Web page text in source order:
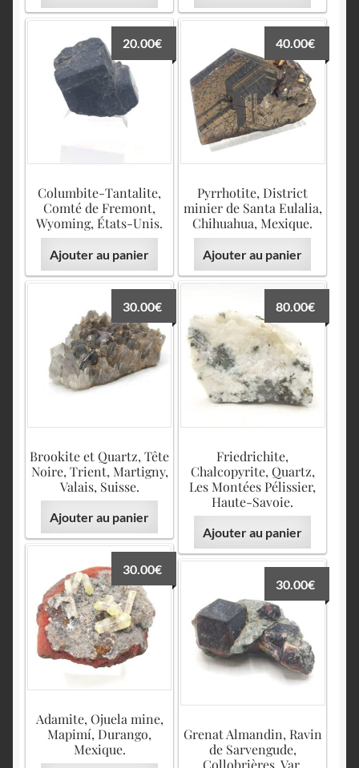
Columbite-Tantalite,
Comté de Fremont,
Wyoming, États-Unis.
20.00€
Ajouter au panier
Pyrrhotite, District
minier de Santa Eulalia,
Chihuahua, Mexique.
40.00€
Ajouter au panier
Brookite et Quartz, Tête
Noire, Trient, Martigny,
Valais, Suisse.
30.00€
Ajouter au panier
Friedrichite,
Chalcopyrite, Quartz,
Les Montées Pélissier,
Haute-Savoie.
80.00€
Ajouter au panier
Adamite, Ojuela mine,
Mapimí, Durango,
Mexique.
30.00€
Grenat Almandin, Ravin
de Sarvengude,
Collobrières, Var.
30.00€